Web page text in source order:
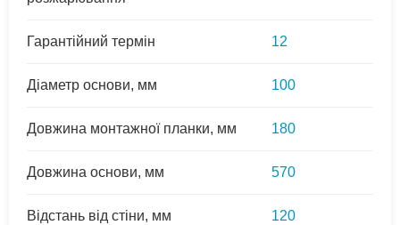
Гарантійний термін 12
Діаметр основи, мм 100
Довжина монтажної планки, мм 180
Довжина основи, мм 570
Відстань від стіни, мм 120